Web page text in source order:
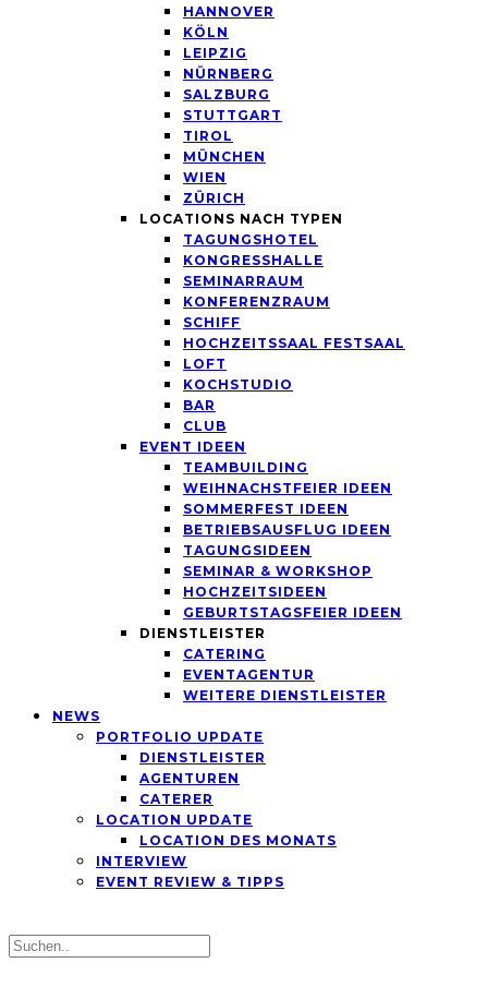
HANNOVER
KÖLN
LEIPZIG
NÜRNBERG
SALZBURG
STUTTGART
TIROL
MÜNCHEN
WIEN
ZÜRICH
LOCATIONS NACH TYPEN
TAGUNGSHOTEL
KONGRESSHALLE
SEMINARRAUM
KONFERENZRAUM
SCHIFF
HOCHZEITSSAAL FESTSAAL
LOFT
KOCHSTUDIO
BAR
CLUB
EVENT IDEEN
TEAMBUILDING
WEIHNACHSTFEIER IDEEN
SOMMERFEST IDEEN
BETRIEBSAUSFLUG IDEEN
TAGUNGSIDEEN
SEMINAR & WORKSHOP
HOCHZEITSIDEEN
GEBURTSTAGSFEIER IDEEN
DIENSTLEISTER
CATERING
EVENTAGENTUR
WEITERE DIENSTLEISTER
NEWS
PORTFOLIO UPDATE
DIENSTLEISTER
AGENTUREN
CATERER
LOCATION UPDATE
LOCATION DES MONATS
INTERVIEW
EVENT REVIEW & TIPPS